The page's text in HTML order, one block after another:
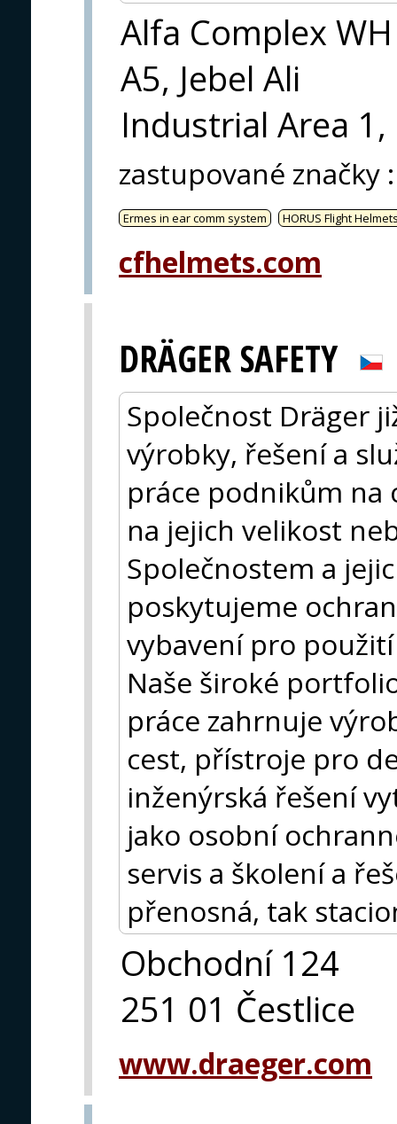
Alfa Complex WH
A5, Jebel Ali
Industrial Area
zastupované značky :
Ermes in ear comm system HORUS Flight
cfhelmets.com
DRÄGER SAFETY
Společnost Dräger
výrobky, řešení a
práce podnikům na
na jejich velikost
Společnostem a
poskytujeme
vybavení pro
Naše široké
práce zahrnuje
cest, přístroje pro
inženýrská řešení
jako osobní
servis a školení a
přenosná, tak
Obchodní 124
251 01 Čestlice
www.draeger.com